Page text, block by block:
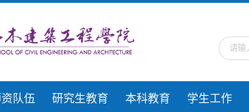
队伍 研究生教育 本科教育 学生工作